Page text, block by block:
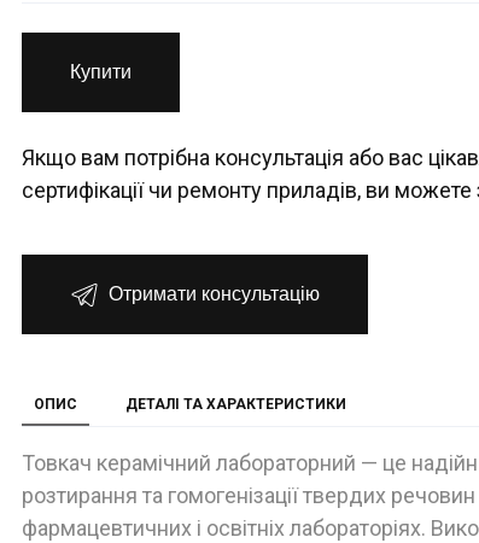
Купити
Якщо вам потрібна консультація або вас
сертифікації чи ремонту приладів, ви
Отримати консультацію
ОПИС ДЕТАЛІ ТА ХАРАКТЕРИСТИКИ
Товкач керамічний лабораторний — це
розтирання та гомогенізації твердих речовин
фармацевтичних і освітніх лабораторіях.